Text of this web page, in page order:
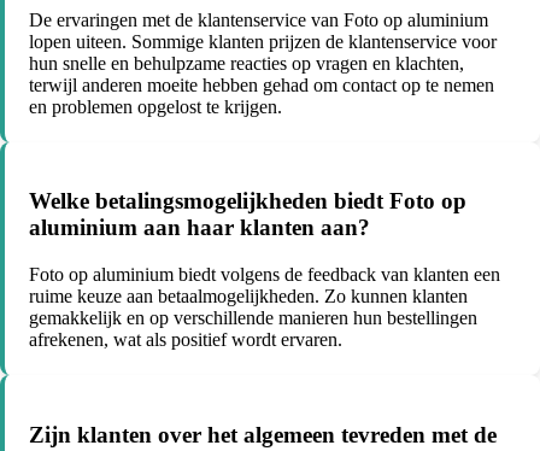
De ervaringen met de klantenservice van Foto op aluminium
lopen uiteen. Sommige klanten prijzen de klantenservice voor
hun snelle en behulpzame reacties op vragen en klachten,
terwijl anderen moeite hebben gehad om contact op te nemen
en problemen opgelost te krijgen.
Welke betalingsmogelijkheden biedt Foto op
aluminium aan haar klanten aan?
Foto op aluminium biedt volgens de feedback van klanten een
ruime keuze aan betaalmogelijkheden. Zo kunnen klanten
gemakkelijk en op verschillende manieren hun bestellingen
afrekenen, wat als positief wordt ervaren.
Zijn klanten over het algemeen tevreden met de